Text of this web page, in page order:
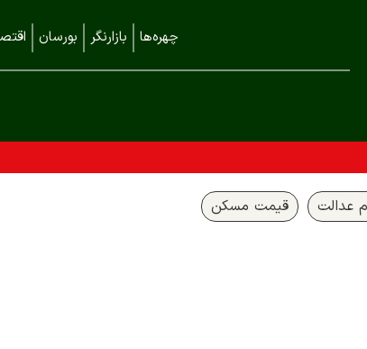
چهره‌ها بازارنگر بورسان
عدالت قیمت مسکن